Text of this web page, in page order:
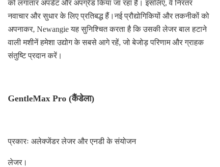
को लगातार अपडेट और अपग्रेड किया जा रहा है। इसलिए, वे निरंतर
नवाचार और सुधार के लिए प्रतिबद्ध हैं।नई प्रौद्योगिकियों और तकनीकों को
अपनाकर, Newangie यह सुनिश्चित करता है कि उसकी लेजर बाल हटाने
वाली मशीनें हमेशा उद्योग के सबसे आगे रहें, जो बेजोड़ परिणाम और ग्राहक
संतुष्टि प्रदान करें।
GentleMax Pro (कैंडेला)
प्रकारः अलेक्जेंडर लेजर और एनडी के संयोजन
लेजर।